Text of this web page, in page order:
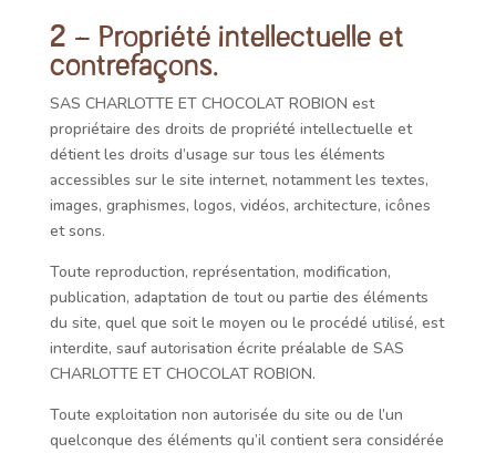
2 – Propriété intellectuelle et
contrefaçons.
SAS CHARLOTTE ET CHOCOLAT ROBION est
propriétaire des droits de propriété intellectuelle et
détient les droits d’usage sur tous les éléments
accessibles sur le site internet, notamment les textes,
images, graphismes, logos, vidéos, architecture, icônes
et sons.
Toute reproduction, représentation, modification,
publication, adaptation de tout ou partie des éléments
du site, quel que soit le moyen ou le procédé utilisé, est
interdite, sauf autorisation écrite préalable de SAS
CHARLOTTE ET CHOCOLAT ROBION.
Toute exploitation non autorisée du site ou de l’un
quelconque des éléments qu’il contient sera considérée